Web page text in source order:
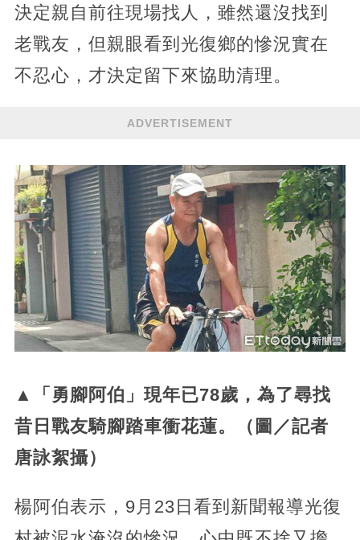
決定親自前往現場找人，雖然還沒找到
老戰友，但親眼看到光復鄉的慘況實在
不忍心，才決定留下來協助清理。
ADVERTISEMENT
▲「勇腳阿伯」現年已78歲，為了尋找
昔日戰友騎腳踏車衝花蓮。（圖／記者
唐詠絮攝）
楊阿伯表示，9月23日看到新聞報導光復